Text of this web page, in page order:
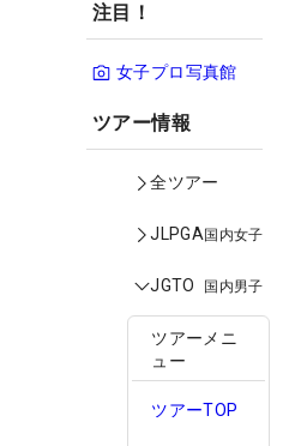
注目！
女子プロ写真館
ツアー情報
全ツアー
JLPGA国内女子
JGTO 国内男子
ツアーメニ
ュー
ツアーTOP